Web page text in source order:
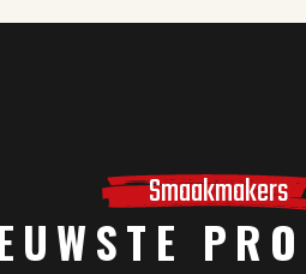
Smaakmakers